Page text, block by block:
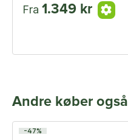
Fra 1.349 kr
Andre køber også
-47%